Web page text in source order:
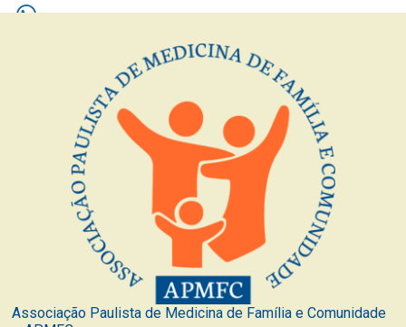
Associação Paulista de Medicina de Família e Comunidade